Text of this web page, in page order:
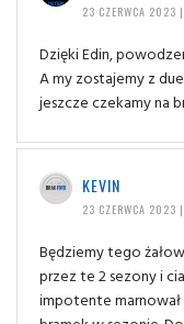
23 CZERWCA
Dzięki Edin,
A my zostajemy z
jeszcze czekamy na
KEVIN
23 CZERWCA
Będziemy tego
przez te 2 sezony i
impotente marnował